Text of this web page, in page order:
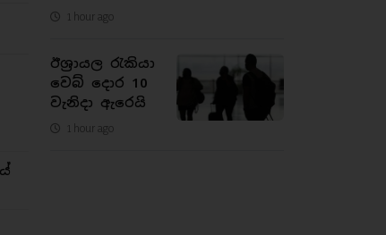
1 hour ago
ඊශ්‍රායල රැකියා
වෙබ් දොර 10
වැනිදා ඇරෙයි
1 hour ago